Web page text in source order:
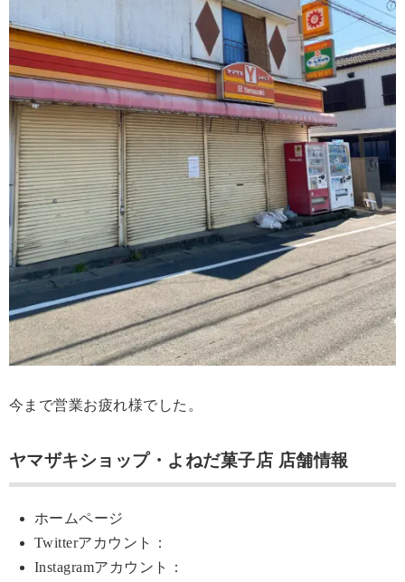
今まで営業お疲れ様でした。
ヤマザキショップ・よねだ菓子店 店舗情報
ホームページ
Twitterアカウント：
Instagramアカウント：